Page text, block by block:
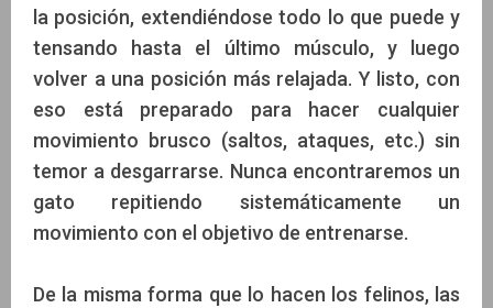
la posición, extendiéndose todo lo que puede y
tensando hasta el último músculo, y luego
volver a una posición más relajada. Y listo, con
eso está preparado para hacer cualquier
movimiento brusco (saltos, ataques, etc.) sin
temor a desgarrarse. Nunca encontraremos un
gato repitiendo sistemáticamente un
movimiento con el objetivo de entrenarse.
De la misma forma que lo hacen los felinos, las